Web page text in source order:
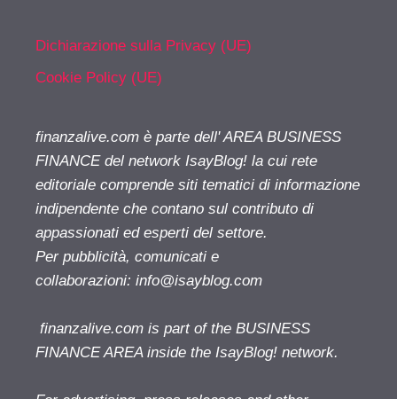
Dichiarazione sulla Privacy (UE)
Cookie Policy (UE)
finanzalive.com è parte dell' AREA BUSINESS
FINANCE del network IsayBlog! la cui rete
editoriale comprende siti tematici di informazione
indipendente che contano sul contributo di
appassionati ed esperti del settore.
Per pubblicità, comunicati e
collaborazioni: info@isayblog.com
finanzalive.com is part of the BUSINESS
FINANCE AREA inside the IsayBlog! network.